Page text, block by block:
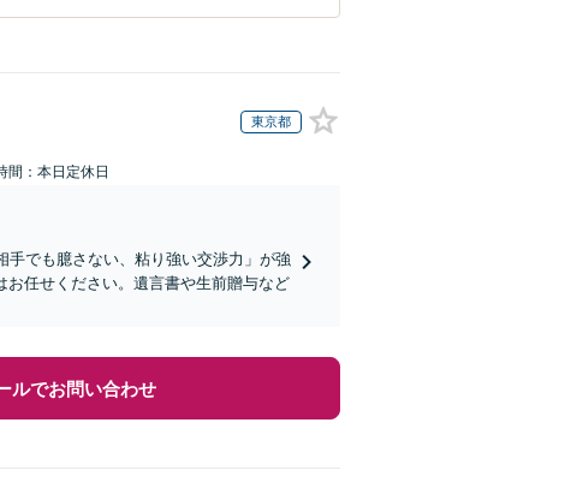
東京都
間：本日定休日
手でも臆さない、粘り強い交渉力」が強
任せください。遺言書や生前贈与など
ルでお問い合わせ